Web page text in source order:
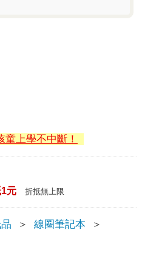
上學不中斷！
元 折抵無上限
＞ 線圈筆記本
＞